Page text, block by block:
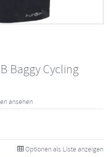
Baggy Cycling
ansehen
Optionen als Liste anzeigen